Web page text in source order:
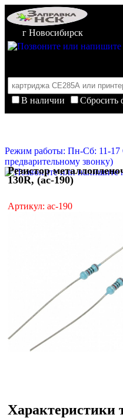
г Новосибирск
В наличии
Сбросить
Режим работы: Пн-Сб: 11-17
предварительному звонку)
Резистор
130R, (ac-190)
Артикул: ac-190
Характеристики